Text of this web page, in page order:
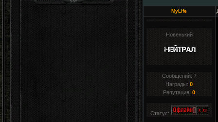
MyLife
Новенький
Сообщений: 7
Награды:0
Репутация:0
Статус: